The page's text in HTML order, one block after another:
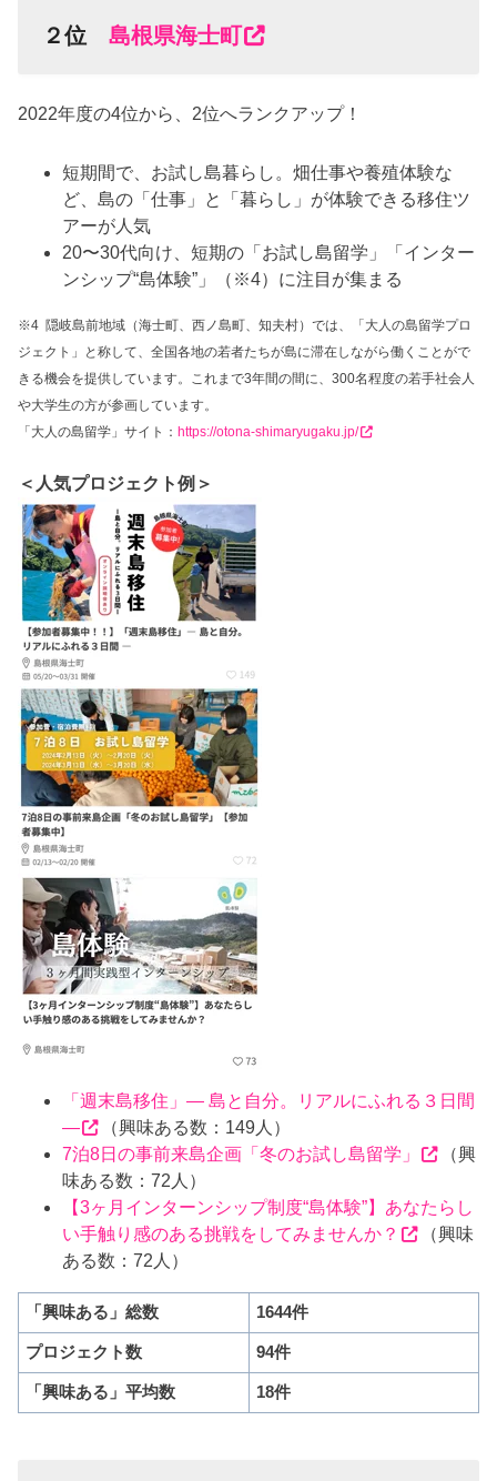
２位 島根県海士町
2022年度の4位から、2位へランクアップ！
短期間で、お試し島暮らし。畑仕事や養殖体験な
ど、島の「仕事」と「暮らし」が体験できる移住ツ
アーが人気
20〜30代向け、短期の「お試し島留学」「インター
ンシップ“島体験”」（※4）に注目が集まる
※4 隠岐島前地域（海士町、西ノ島町、知夫村）では、「大人の島留学プロ
ジェクト」と称して、全国各地の若者たちが島に滞在しながら働くことがで
きる機会を提供しています。これまで3年間の間に、300名程度の若手社会人
や大学生の方が参画しています。
「大人の島留学」サイト： https://otona-shimaryugaku.jp/
＜人気プロジェクト例＞
「週末島移住」― 島と自分。リアルにふれる３日間
―
（興味ある数：149人）
7泊8日の事前来島企画「冬のお試し島留学」
（興
味ある数：72人）
【3ヶ月インターンシップ制度“島体験”】あなたらし
い手触り感のある挑戦をしてみませんか？
（興味
ある数：72人）
「興味ある」総数 1644件
プロジェクト数 94件
「興味ある」平均数 18件